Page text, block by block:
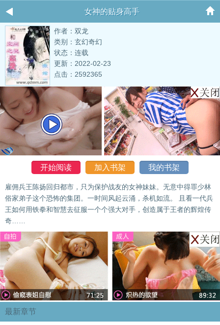
女神的贴身高手
作者：双龙
类别：玄幻奇幻
状态：连载
更新：2022-02-23
点击：2592365
开始阅读 加入书架 我的书架
雇佣兵王陈扬回归都市，只为保护战友的女神妹妹。无意中得罪少林
俗家弟子这个恐怖的集团。一时间风起云涌，杀机如流。 且看一代兵
王如何用铁拳和智慧去征服一个个强大对手，创造属于王者的辉煌传
奇……
最新章节